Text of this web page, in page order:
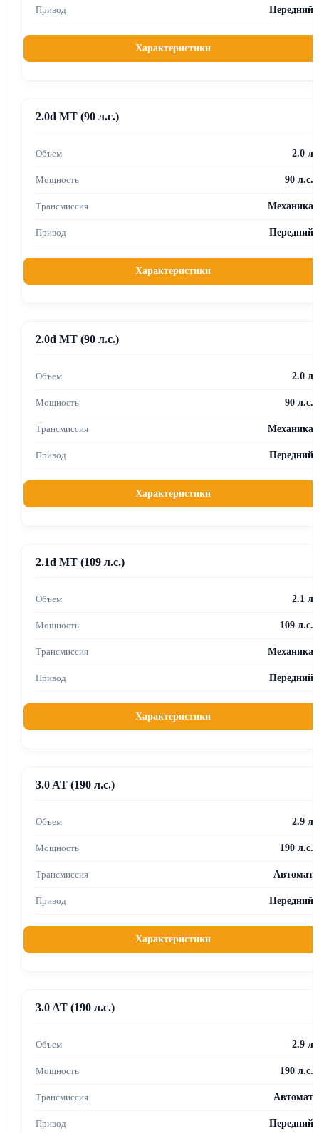
Передний
Характеристики
2.0d MT (90 л.с.)
2.0 л
90 л.с.
Механика
Передний
Характеристики
2.0d MT (90 л.с.)
2.0 л
90 л.с.
Механика
Передний
Характеристики
2.1d MT (109 л.с.)
2.1 л
109 л.с.
Механика
Передний
Характеристики
3.0 AT (190 л.с.)
2.9 л
190 л.с.
Автомат
Передний
Характеристики
3.0 AT (190 л.с.)
2.9 л
190 л.с.
Автомат
Передний